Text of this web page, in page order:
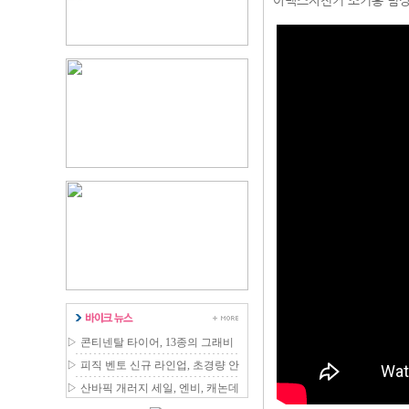
▷ 콘티넨탈 타이어, 13종의 그래비
티 MTB 라인업 확장
▷ 피직 벤토 신규 라인업, 초경량 안
장 국내 출시
▷ 산바픽 개러지 세일, 엔비, 캐논데